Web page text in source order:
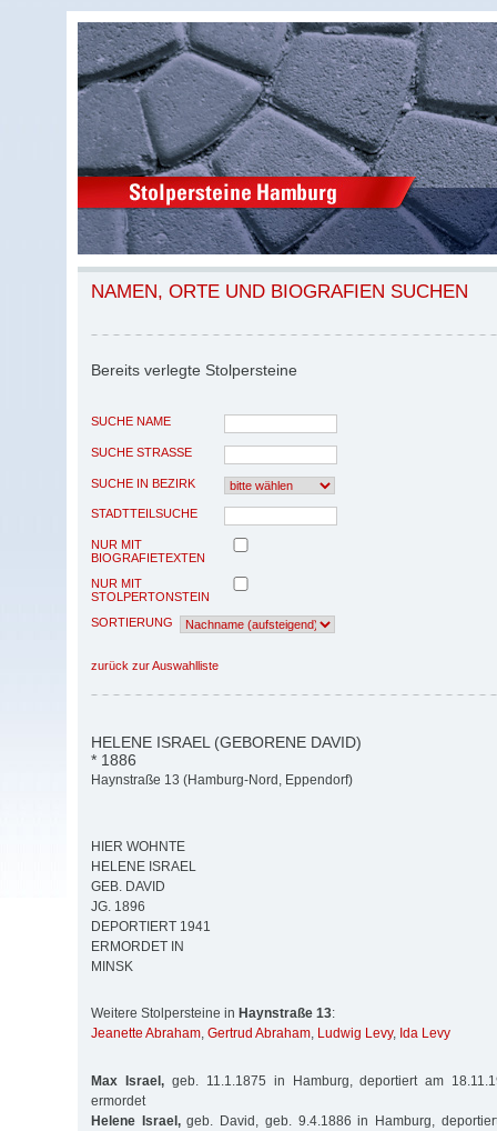
NAMEN, ORTE UND BIOGRAFIEN SUCHEN
Bereits verlegte Stolpersteine
SUCHE NAME
SUCHE STRASSE
SUCHE IN BEZIRK
STADTTEILSUCHE
NUR MIT
BIOGRAFIETEXTEN
NUR MIT
STOLPERTONSTEIN
SORTIERUNG
zurück zur Auswahlliste
HELENE ISRAEL (GEBORENE DAVID)
* 1886
Haynstraße 13 (Hamburg-Nord, Eppendorf)
HIER WOHNTE
HELENE ISRAEL
GEB. DAVID
JG. 1896
DEPORTIERT 1941
ERMORDET IN
MINSK
Weitere Stolpersteine in Haynstraße 13:
Jeanette Abraham, Gertrud Abraham, Ludwig Levy, Ida Levy
Max Israel,geb. 11.1.1875 in Hamburg, deportiert am
ermordet
Helene Israel,geb. David, geb. 9.4.1886 in Hamburg,